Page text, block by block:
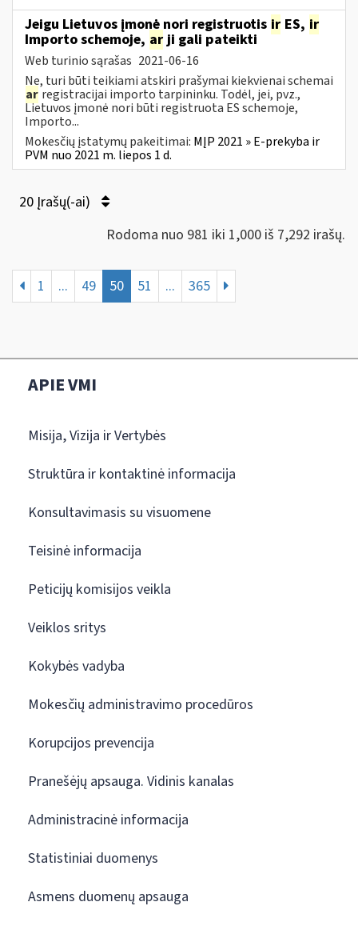
Jeigu Lietuvos įmonė nori registruotis ir ES, ir
Importo schemoje, arji gali pateikti
Web turinio sąrašas 2021-06-16
Ne, turi būti teikiami atskiri prašymai kiekvienai schemai
ar registracijai importo tarpininku. Todėl, jei, pvz.,
Lietuvos įmonė nori būti registruota ES schemoje,
Importo...
Mokesčių įstatymų pakeitimai: MĮP 2021 » E-prekyba ir
PVM nuo 2021 m. liepos 1 d.
20 Įrašų(-ai)
Rodoma nuo 981 iki 1,000 iš 7,292 irašų.
1 ... 49 50 51 ... 365
APIE VMI
Misija, Vizija ir Vertybės
Struktūra ir kontaktinė informacija
Konsultavimasis su visuomene
Teisinė informacija
Peticijų komisijos veikla
Veiklos sritys
Kokybės vadyba
Mokesčių administravimo procedūros
Korupcijos prevencija
Pranešėjų apsauga. Vidinis kanalas
Administracinė informacija
Statistiniai duomenys
Asmens duomenų apsauga